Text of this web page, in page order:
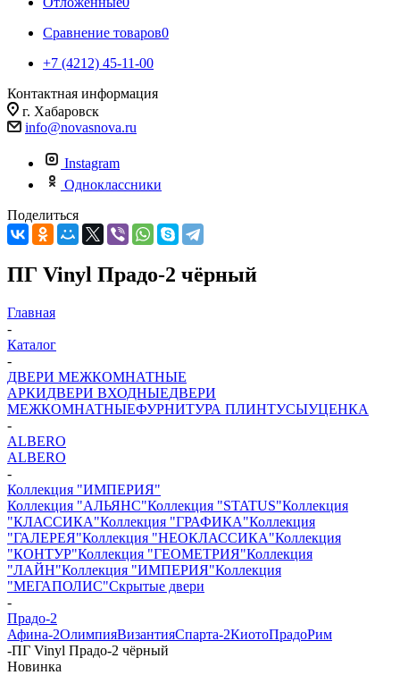
Сравнение товаров0
+7 (4212) 45-11-00
Контактная информация
г. Хабаровск
info@novasnova.ru
Instagram
Одноклассники
Поделиться
ПГ Vinyl Прадо-2 чёрный
Главная
-
Каталог
-
ДВЕРИ МЕЖКОМНАТНЫЕ
АРКИДВЕРИ ВХОДНЫЕДВЕРИ
МЕЖКОМНАТНЫЕФУРНИТУРА ПЛИНТУСЫУЦЕНКА
-
ALBERO
ALBERO
-
Коллекция "ИМПЕРИЯ"
Коллекция "АЛЬЯНС"Коллекция "STATUS"Коллекция
"КЛАССИКА"Коллекция "ГРАФИКА"Коллекция
"ГАЛЕРЕЯ"Коллекция "НЕОКЛАССИКА"Коллекция
"КОНТУР"Коллекция "ГЕОМЕТРИЯ"Коллекция
"ЛАЙН"Коллекция "ИМПЕРИЯ"Коллекция
"МЕГАПОЛИС"Скрытые двери
-
Прадо-2
Афина-2ОлимпияВизантияСпарта-2КиотоПрадоРим
-ПГ Vinyl Прадо-2 чёрный
Новинка